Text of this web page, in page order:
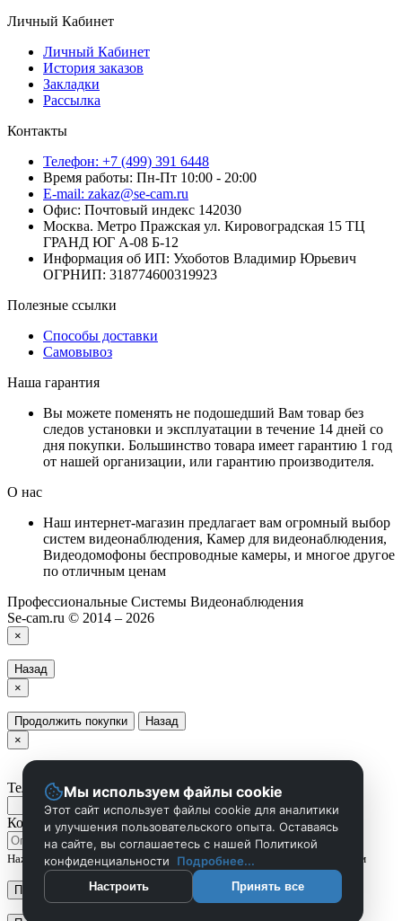
Личный Кабинет
Личный Кабинет
История заказов
Закладки
Рассылка
Контакты
Телефон: +7 (499) 391 6448
Время работы: Пн-Пт 10:00 - 20:00
E-mail: zakaz@se-cam.ru
Офис: Почтовый индекс 142030
Москва. Метро Пражская ул. Кировоградская 15 ТЦ
ГРАНД ЮГ А-08 Б-12
Информация об ИП: Ухоботов Владимир Юрьевич
ОГРНИП: 318774600319923
Полезные ссылки
Способы доставки
Самовывоз
Наша гарантия
Вы можете поменять не подошедший Вам товар без
следов установки и эксплуатации в течение 14 дней со
дня покупки. Большинство товара имеет гарантию 1 год
от нашей организации, или гарантию производителя.
О нас
Наш интернет-магазин предлагает вам огромный выбор
систем видеонаблюдения, Камер для видеонаблюдения,
Видеодомофоны беспроводные камеры, и многое другое
по отличным ценам
Профессиональные Системы Видеонаблюдения
Se-cam.ru © 2014 – 2026
×
Назад
×
Продолжить покупки
Назад
×
Телефон
Комментарий
Нажмите Отправить чтобы сделать запрос, и мы вам скоро перезвоним
Применить
Мы используем файлы cookie
Этот сайт использует файлы cookie для аналитики
и улучшения пользовательского опыта. Оставаясь
на сайте, вы соглашаетесь с нашей Политикой
конфиденциальности
Подробнее...
Настроить Принять все